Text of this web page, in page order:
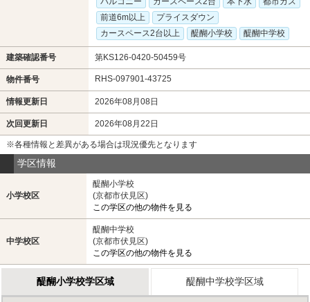
前道6m以上
プライスダウン
カースペース2台以上
醍醐小学校 醍醐中学校
建築確認番号 第KS126-0420-50459号
物件番号 RHS-097901-43725
情報更新日 2026年08月08日
次回更新日 2026年08月22日
※各種情報と差異がある場合は現況優先となります
学区情報
小学校区
醍醐小学校
(京都市伏見区)
この学区の他の物件を見る
中学校区
醍醐中学校
(京都市伏見区)
この学区の他の物件を見る
醍醐小学校学区域 醍醐中学校学区域